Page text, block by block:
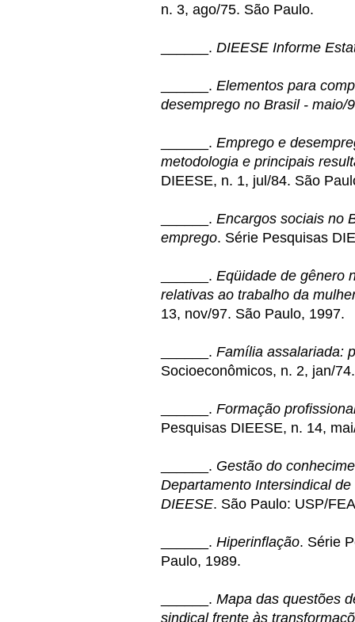
n. 3, ago/75. São Paulo.
______.DIEESE Informe
______.Elementos para
desemprego no Brasil - maio/
______.Emprego e
metodologia e principais
DIEESE, n. 1, jul/84. São
______.Encargos sociais no
emprego. Série Pesquisas
______.Eqüidade de gênero
relativas ao trabalho da
13, nov/97. São Paulo, 1997.
______.Família assalariada:
Socioeconômicos, n. 2, jan/
______.Formação
Pesquisas DIEESE, n. 14,
______. Gestão do
Departamento Intersindical
DIEESE. São Paulo: USP/
______.Hiperinflação. Série
Paulo, 1989.
______.Mapa das questões
sindical frente às